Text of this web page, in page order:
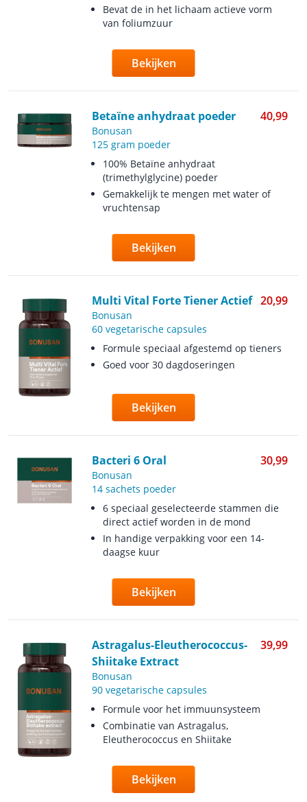
Bevat de in het lichaam actieve vorm
van foliumzuur
Bekijken
Betaïne anhydraat poeder 40,99
Bonusan
125 gram poeder
100% Betaïne anhydraat
(trimethylglycine) poeder
Gemakkelijk te mengen met water of
vruchtensap
Bekijken
Multi Vital Forte Tiener Actief 20,99
Bonusan
60 vegetarische capsules
Formule speciaal afgestemd op tieners
Goed voor 30 dagdoseringen
Bekijken
Bacteri 6 Oral 30,99
Bonusan
14 sachets poeder
6 speciaal geselecteerde stammen die
direct actief worden in de mond
In handige verpakking voor een 14-
daagse kuur
Bekijken
Astragalus-Eleutherococcus-
Shiitake Extract
39,99
Bonusan
90 vegetarische capsules
Formule voor het immuunsysteem
Combinatie van Astragalus,
Eleutherococcus en Shiitake
Bekijken